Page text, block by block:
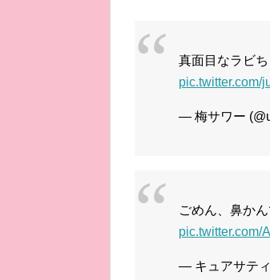
真面目なラビ
pic.twitter.com/
— 梅サワー
ごめん、鼻か
pic.twitter.com/
— キュアサテ